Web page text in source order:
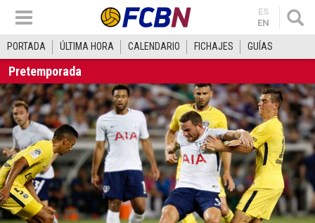
ES
EN
PORTADA ÚLTIMA HORA CALENDARIO FICHAJES GUÍAS
Pretemporada